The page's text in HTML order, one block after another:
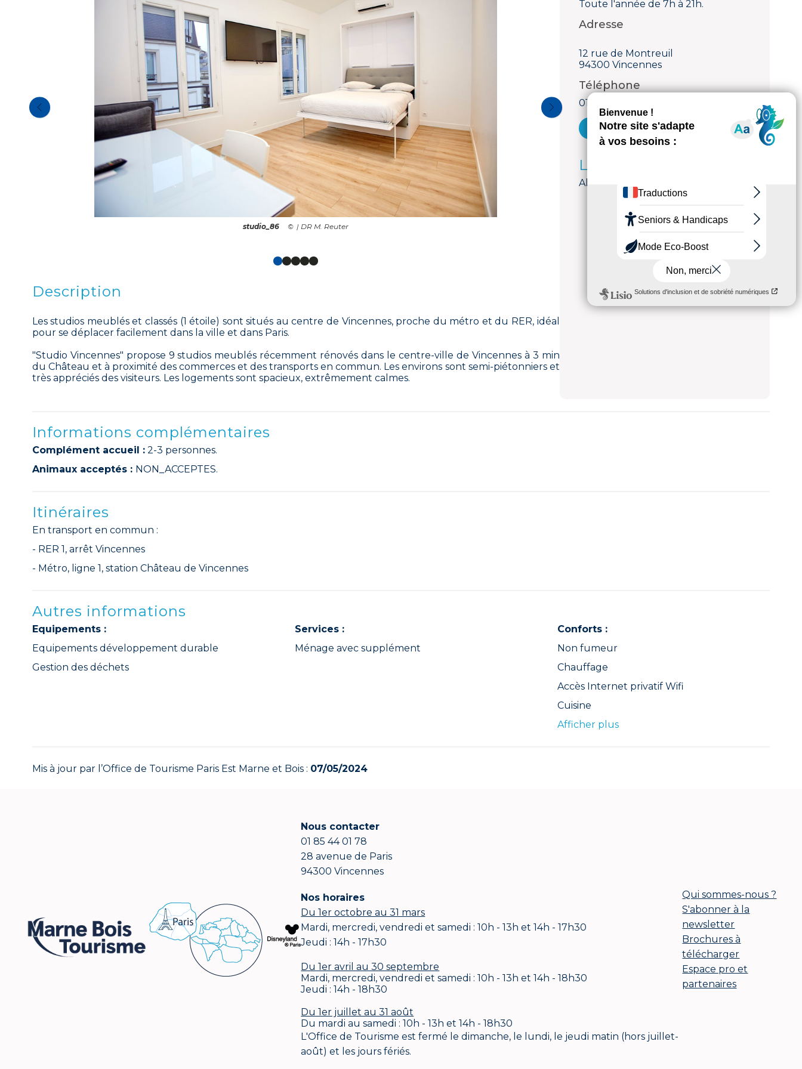
studio_86 | DR M. Reuter
Description
Les studios meublés et classés (1 étoile) sont situés au centre de Vincennes, proche du métro et du RER, idéal
pour se déplacer facilement dans la ville et dans Paris.
"Studio Vincennes" propose 9 studios meublés récemment rénovés dans le centre-ville de Vincennes à 3 min
du Château et à proximité des commerces et des transports en commun. Les environs sont semi-piétonniers et
très appréciés des visiteurs. Les logements sont spacieux, extrêmement calmes.
Toute l'année de 7h à 21h.
Adresse
12 rue de Montreuil
94300 Vincennes
Téléphone
01 84 23 86 33
Voir le courriel
Langues parlées
Allemand, Anglais, Français
Informations complémentaires
Complément accueil :2-3 personnes.
Animaux acceptés : NON_ACCEPTES.
Itinéraires
En transport en commun :
- RER 1, arrêt Vincennes
- Métro, ligne 1, station Château de Vincennes
Autres informations
Equipements :
Equipements développement durable
Gestion des déchets
Services :
Ménage avec supplément
Conforts :
Non fumeur
Chauffage
Accès Internet privatif Wifi
Cuisine
Afficher plus
Mis à jour par l’Office de Tourisme Paris Est Marne et Bois : 07/05/2024
Nous contacter
01 85 44 01 78
28 avenue de Paris
94300 Vincennes
Nos horaires
Du 1er octobre au 31 mars
Mardi, mercredi, vendredi et samedi : 10h - 13h et 14h - 17h30
Jeudi : 14h - 17h30
Du 1er avril au 30 septembre
Mardi, mercredi, vendredi et samedi : 10h - 13h et 14h - 18h30
Jeudi : 14h - 18h30
Du 1er juillet au 31 août
Du mardi au samedi : 10h - 13h et 14h - 18h30
L'Office de Tourisme est fermé le dimanche, le lundi, le jeudi matin (hors juillet-
août) et les jours fériés.
Qui sommes-nous ?
S'abonner à la
newsletter
Brochures à
télécharger
Espace pro et
partenaires